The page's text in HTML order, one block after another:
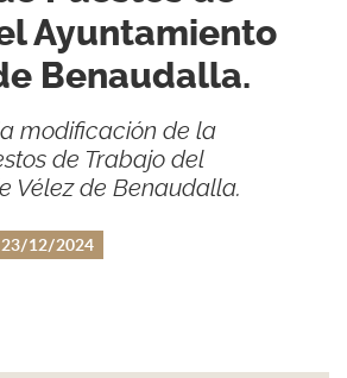
Ayuntamiento
Benaudalla.
modificación de la
de Trabajo del
Vélez de Benaudalla.
23/12/2024